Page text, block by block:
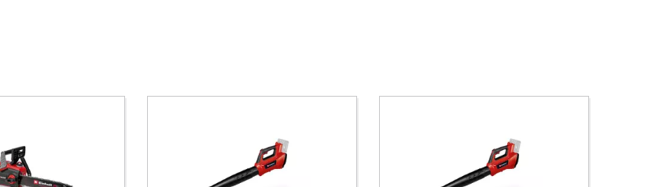
Akku-Heckenscheren
Benzin-Heckenscheren